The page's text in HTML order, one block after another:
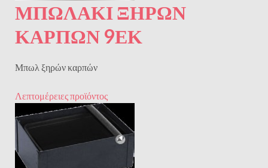
ΜΠΩΛΑΚΙ ΞΗΡΩΝ
ΚΑΡΠΩΝ 9ΕΚ
Μπωλ ξηρών καρπών
Λεπτομέρειες προϊόντος